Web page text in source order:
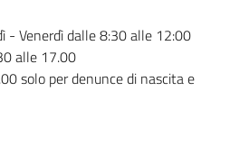
- Venerdì dalle 8:30 alle 12:00
alle 17.00
solo per denunce di nascita e